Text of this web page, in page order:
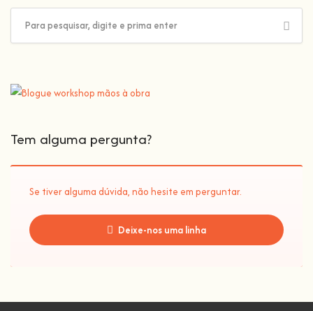
Tem alguma pergunta?
Se tiver alguma dúvida, não hesite em perguntar.
Deixe-nos uma linha